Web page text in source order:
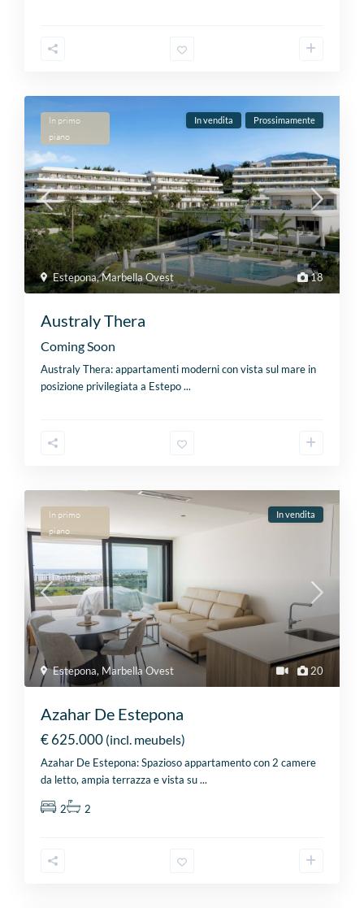
18
Estepona,Marbella Ovest
In primo
piano
In vendita Prossimamente
Australy Thera
Coming Soon
Australy Thera: appartamenti moderni con vista sul mare in
posizione privilegiata a Estepo...
20
Estepona, Marbella Ovest
In primo
piano
In vendita
Azahar De Estepona
€ 625.000 (incl. meubels)
Azahar De Estepona: Spazioso appartamento con 2 camere
da letto, ampia terrazza e vista su...
2 2